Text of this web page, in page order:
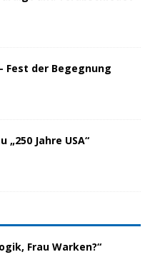
Fest der Begegnung
„250 Jahre USA“
Frau Warken?“